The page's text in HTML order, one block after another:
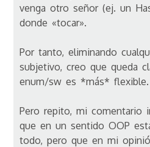
venga otro señor (ej. un
donde «tocar».
Por tanto, eliminando
subjetivo, creo que queda
enum/sw es *más* flexible.
Pero repito, mi comentario
que en un sentido OOP
todo, pero que en mi